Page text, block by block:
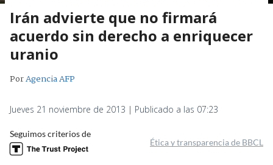
Irán advierte que no firmará
acuerdo sin derecho a enriquecer
uranio
PorAgencia AFP
Jueves 21 noviembre de 2013 | Publicado a las 07:23
Seguimos criterios de
Ética y transparencia de BBCL